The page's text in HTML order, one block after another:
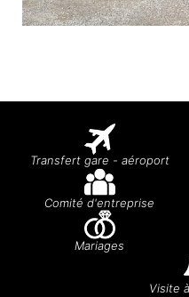
Transfert gare - aéroport
Comité d'entreprise
Mariages
Visite